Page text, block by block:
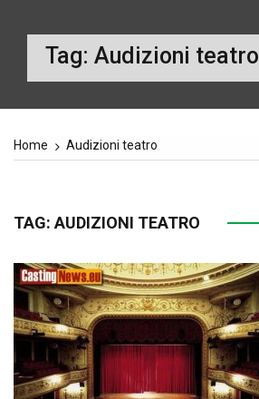
Tag: Audizioni teatro
Home Audizioni teatro
TAG: AUDIZIONI TEATRO